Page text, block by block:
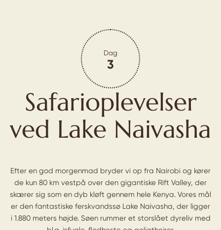
Dag
3
Safarioplevelser
ved Lake Naivasha
Efter en god morgenmad bryder vi op fra Nairobi og kører
de kun 80 km vestpå over den gigantiske Rift Valley, der
skærer sig som en dyb kløft gennem hele Kenya. Vores mål
er den fantastiske ferskvandssø Lake Naivasha, der ligger
i 1.880 meters højde. Søen rummer et storslået dyreliv med